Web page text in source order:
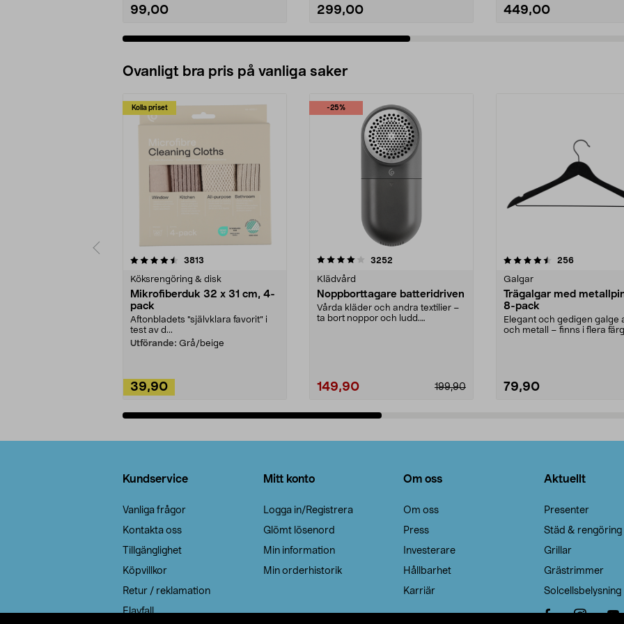
99,00 299,00 449,00
Ovanligt bra pris på vanliga saker
Kolla priset
3813
Köksrengöring & disk
Mikrofiberduk 32 x 31 cm, 4-
pack
Aftonbladets "självklara favorit” i
test av d...
Utförande: Grå/beige
39,90
-25%
4.0av 5 stjärnor 3252
Klädvård
Noppborttagare batteridriven
Vårda kläder och andra textilier –
ta bort noppor och ludd.
199,90
149,90
4.5av 5 stjärnor 256recensioner
Galgar
Trägalgar med
8-pack
Elegant och gedigen galge
och metall – finns i flera
79,90
4.0av 5 stjärnor
Kundservice
Vanliga frågor
Kontakta oss
Tillgänglighet
Köpvillkor
Retur / reklamation
Elavfall
Mitt konto
Logga in/Registrera
Glömt lösenord
Min information
Min orderhistorik
Om oss
Om oss
Press
Investerare
Hållbarhet
Karriär
Aktuellt
Presenter
Städ & rengöring
Grillar
Grästrimmer
Solcellsbelysning